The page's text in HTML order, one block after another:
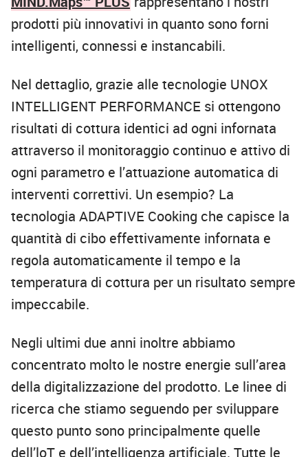
prodotti più innovativi in quanto sono forni
intelligenti, connessi e instancabili.
Nel dettaglio, grazie alle tecnologie UNOX
INTELLIGENT PERFORMANCE si ottengono
risultati di cottura identici ad ogni infornata
attraverso il monitoraggio continuo e attivo di
ogni parametro e l’attuazione automatica di
interventi correttivi. Un esempio? La
tecnologia ADAPTIVE Cooking che capisce la
quantità di cibo effettivamente infornata e
regola automaticamente il tempo e la
temperatura di cottura per un risultato sempre
impeccabile.
Negli ultimi due anni inoltre abbiamo
concentrato molto le nostre energie sull’area
della digitalizzazione del prodotto. Le linee di
ricerca che stiamo seguendo per sviluppare
questo punto sono principalmente quelle
dell’loT e dell’intelligenza artificiale. Tutte le